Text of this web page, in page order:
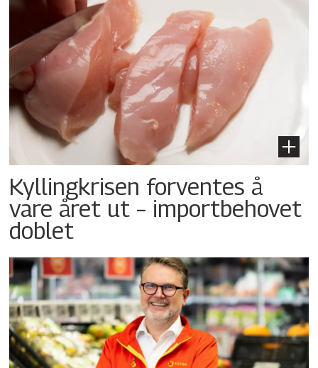
Kyllingkrisen forventes å
vare året ut – importbehovet
doblet